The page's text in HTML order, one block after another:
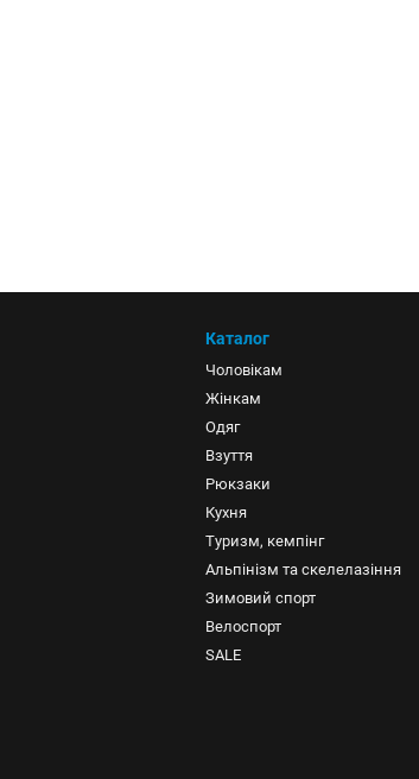
Каталог
Чоловікам
Жінкам
Одяг
Взуття
Рюкзаки
Кухня
Туризм, кемпінг
Альпінізм та скелелазіння
Зимовий спорт
Велоспорт
SALE